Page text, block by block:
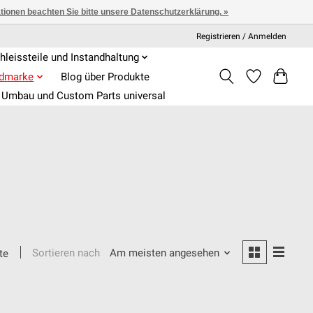
Registrieren / Anmelden
und Instandhaltung
Blog über Produkte
Umbau und Custom Parts universal
Sortieren nach Am meisten angesehen
beachten Sie bitte unsere Datenschutzerklärung. »